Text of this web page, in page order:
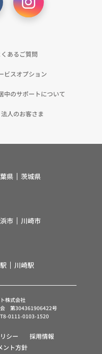
くあるご質問
ビスオプション
中のサポートについて
法人のお客さま
県 茨城県
市 川崎市
川崎駅
株式会社
会 第304361906422号
0111-0103-1520
シー
採用情報
ント方針